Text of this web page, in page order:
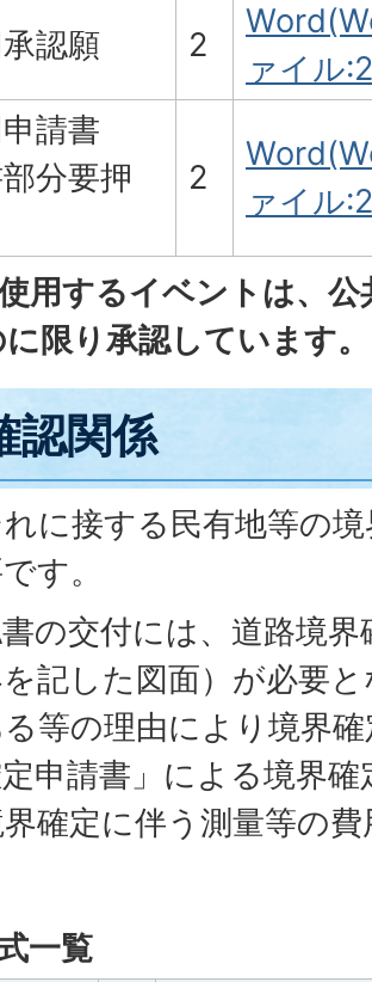
認願 2
ァイル
請書
部分要押
2
ァイル
用するイベントは、公
限り承認しています。
認関係
に接する民有地等の
す。
の交付には、道路境
記した図面）が必要
等の理由により境界
定申請書」による境界
確定に伴う測量等の
一覧